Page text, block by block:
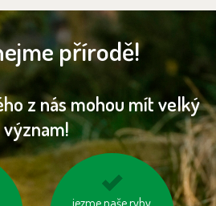
přírodě!
z nás mohou mít velký
význam!
jezme naše ryby
odevzdávejme